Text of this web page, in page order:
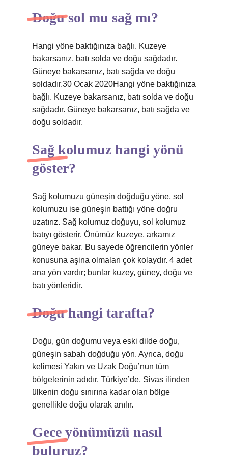
Doğu sol mu sağ mı?
Hangi yöne baktığınıza bağlı. Kuzeye
bakarsanız, batı solda ve doğu sağdadır.
Güneye bakarsanız, batı sağda ve doğu
soldadır.30 Ocak 2020Hangi yöne baktığınıza
bağlı. Kuzeye bakarsanız, batı solda ve doğu
sağdadır. Güneye bakarsanız, batı sağda ve
doğu soldadır.
Sağ kolumuz hangi yönü
göster?
Sağ kolumuzu güneşin doğduğu yöne, sol
kolumuzu ise güneşin battığı yöne doğru
uzatırız. Sağ kolumuz doğuyu, sol kolumuz
batıyı gösterir. Önümüz kuzeye, arkamız
güneye bakar. Bu sayede öğrencilerin yönler
konusuna aşina olmaları çok kolaydır. 4 adet
ana yön vardır; bunlar kuzey, güney, doğu ve
batı yönleridir.
Doğu hangi tarafta?
Doğu, gün doğumu veya eski dilde doğu,
güneşin sabah doğduğu yön. Ayrıca, doğu
kelimesi Yakın ve Uzak Doğu’nun tüm
bölgelerinin adıdır. Türkiye’de, Sivas ilinden
ülkenin doğu sınırına kadar olan bölge
genellikle doğu olarak anılır.
Gece yönümüzü nasıl
buluruz?